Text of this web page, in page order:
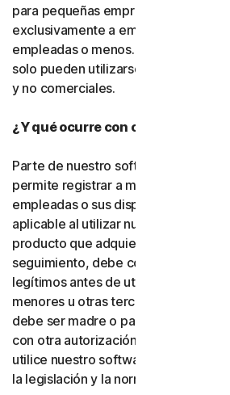
para pequeñas empresas se
exclusivamente a empresas con
empleadas o menos. Los productos
solo pueden utilizarse con fines
y no comerciales.
¿Y qué ocurre con otras personas?
Parte de nuestro software o de
permite registrar a miembros de su
empleadas o sus dispositivos. Debe
aplicable al utilizar nuestro software
producto que adquiere incluye
seguimiento, debe contar con el
legítimos antes de utilizarlas para
menores u otras terceras personas.
debe ser madre o padre, tutor o
con otra autorización legal. Gen
utilice nuestro software y servicios
la legislación y la normativa aplicables.